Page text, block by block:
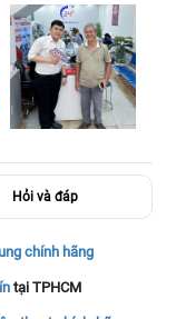
Hỏi và đáp
chính hãng
tại TPHCM